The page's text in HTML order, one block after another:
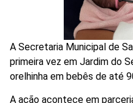
A Secretaria Municipal de
primeira vez em Jardim do
orelhinha em bebês de até
A ação acontece em